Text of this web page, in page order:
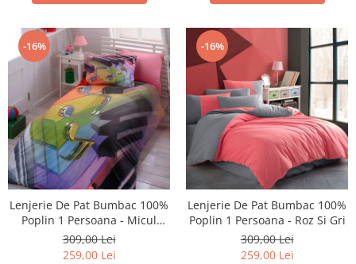
-16%
Lenjerie De Pat Bumbac 100%
Poplin 1 Persoana - Micul
Pianist
309,00 Lei
259,00 Lei
-16%
Lenjerie De Pat Bumbac 100%
Poplin 1 Persoana - Roz Si Gri
309,00 Lei
259,00 Lei